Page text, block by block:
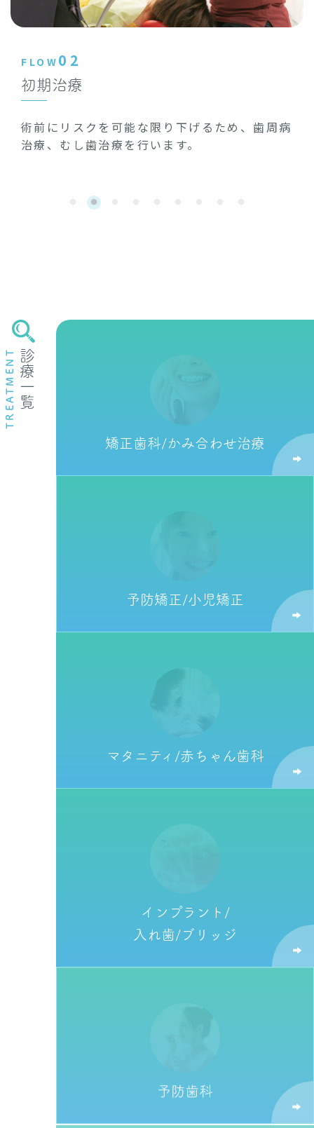
FLOW 02
初期治療
術前にリスクを可能な限り下げるため、歯周病
治療、むし歯治療を行います。
診療一覧
TREATMENT
矯正歯科/かみ合わせ治療
予防矯正/小児矯正
マタニティ/赤ちゃん歯科
インプラント/
入れ歯/ブリッジ
予防歯科